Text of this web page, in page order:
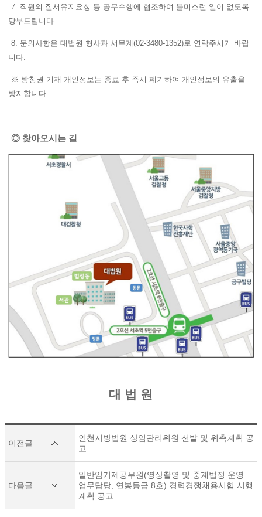
7. 직원의 질서유지요청 등 공무수행에 협조하여 불미스런 일이 없도록
당부드립니다.
8. 문의사항은 대법원 형사과 서무계(02-3480-1352)로 연락주시기 바랍
니다.
※ 방청권 기재 개인정보는 종료 후 즉시 폐기하여 개인정보의 유출을
방지합니다.
◎ 찾아오시는 길
대 법 원
이전글
인천지방법원 상임관리위원 선발 및 위촉계획 공
고
다음글
일반임기제공무원(영상촬영 및 중계법정 운영
업무담당, 연봉등급 8호) 경력경쟁채용시험 시행
계획 공고